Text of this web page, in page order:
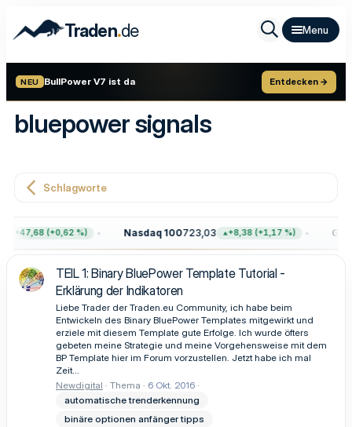
Traden.de
NEU BullPower V7 ist da Entdecken →
bluepower signals
Schlagworte
+47,68 (+0,62 %) Nasdaq 100723,03 +8,38 (+1,17 %) Gold
TEIL 1: Binary BluePower Template Tutorial -
Erklärung der Indikatoren
Liebe Trader der Traden.eu Community, ich habe beim
Entwickeln des Binary BluePower Templates mitgewirkt und
erziele mit diesem Template gute Erfolge. Ich wurde öfters
gebeten meine Strategie und meine Vorgehensweise mit dem
BP Template hier im Forum vorzustellen. Jetzt habe ich mal
Zeit...
Newdigital
Thema
6 Okt. 2016
automatische trenderkennung
binäre optionen anfänger tipps